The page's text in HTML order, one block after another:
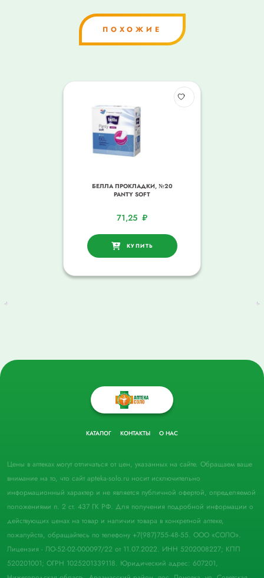
ПОХОЖИЕ
БЕЛЛА ПРОКЛАДКИ, №20
PANTY SOFT
71,25 ₽
КУПИТЬ
КАТАЛОГ КОНТАКТЫ О НАС
Цены в аптеках могут отличаться от цен, указанных на сайте. Обращаем ваше
внимание на то, что сайт apteka-solo.ru носит исключительно
информационный характер и не является публичной офертой, определяемой
положениями п. 2 ст. 437 ГК РФ. Для получения подробной информации о
действующих ценах на товар и наличии товара в конкретной аптеке,
пожалуйста, обращайтесь по телефону +7(987)755-48-55. ООО «СОЛО».
Лицензия - ЛО-52-02-000097/22 от 11.07.2022. ИНН 5202008227; КПП
520201001; ОГРН 1025201339118. Юридический адрес: 607201,